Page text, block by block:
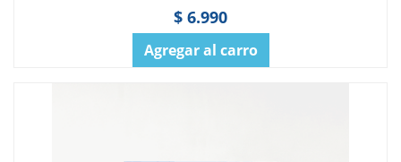
$ 6.990
Agregar al carro